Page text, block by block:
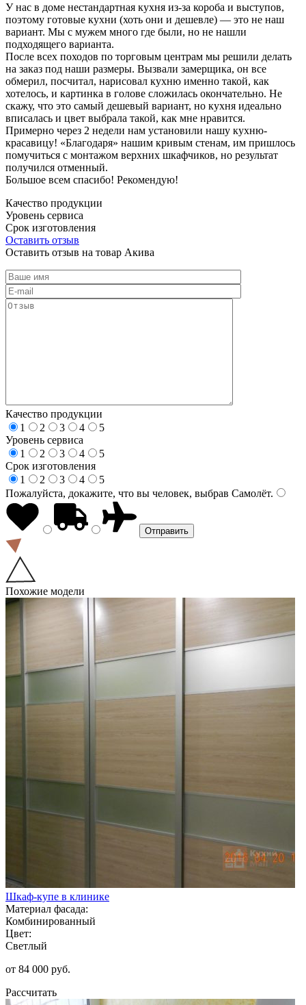
У нас в доме нестандартная кухня из-за короба и выступов,
поэтому готовые кухни (хоть они и дешевле) — это не наш
вариант. Мы с мужем много где были, но не нашли
подходящего варианта.
После всех походов по торговым центрам мы решили делать
на заказ под наши размеры. Вызвали замерщика, он все
обмерил, посчитал, нарисовал кухню именно такой, как
хотелось, и картинка в голове сложилась окончательно. Не
скажу, что это самый дешевый вариант, но кухня идеально
вписалась и цвет выбрала такой, как мне нравится.
Примерно через 2 недели нам установили нашу кухню-
красавицу! «Благодаря» нашим кривым стенам, им пришлось
помучиться с монтажом верхних шкафчиков, но результат
получился отменный.
Большое всем спасибо! Рекомендую!
Качество продукции
Уровень сервиса
Срок изготовления
Оставить отзыв
Оставить отзыв на товар Акива
Качество продукции
1
2 3 4
5
Уровень сервиса
1
2 3 4
5
Срок изготовления
1
2 3 4
5
Пожалуйста, докажите, что вы человек, выбрав Самолёт.
Похожие модели
Шкаф-купе в клинике
Материал фасада:
Комбинированный
Цвет:
Светлый
от 84 000 руб.
Рассчитать